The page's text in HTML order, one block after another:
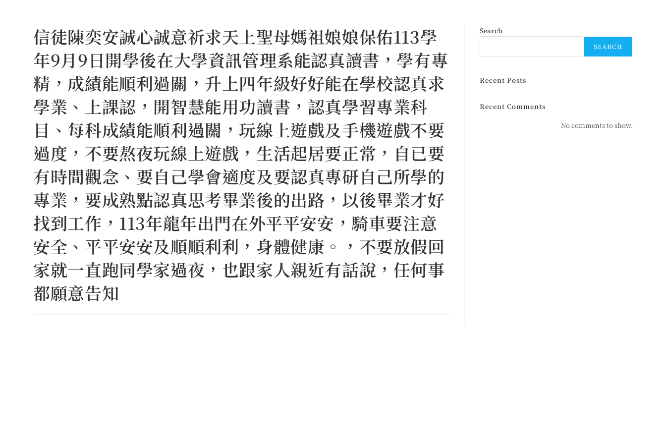
信徒陳奕安誠心誠意祈求天上聖母媽祖娘娘保佑113學
年9月9日開學後在大學資訊管理系能認真讀書，學有專
精，成績能順利過關，升上四年級好好能在學校認真求
學業、上課認，開智慧能用功讀書，認真學習專業科
目、每科成績能順利過關，玩線上遊戲及手機遊戲不要
過度，不要熬夜玩線上遊戲，生活起居要正常，自已要
有時間觀念、要自己學會適度及要認真專研自己所學的
專業，要成熟點認真思考畢業後的出路，以後畢業才好
找到工作，113年龍年出門在外平平安安，騎車要注意
安全、平平安安及順順利利，身體健康。，不要放假回
家就一直跑同學家過夜，也跟家人親近有話說，任何事
都願意告知
Search
SEARCH
Recent Posts
Recent Comments
No comments to show.